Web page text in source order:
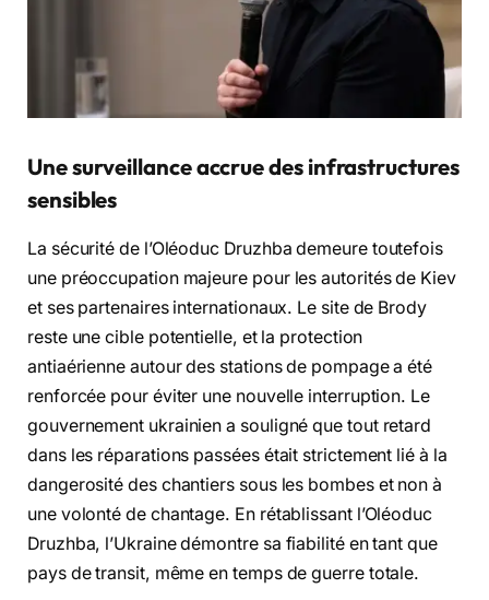
Une surveillance accrue des infrastructures
sensibles
La sécurité de l’Oléoduc Druzhba demeure toutefois
une préoccupation majeure pour les autorités de Kiev
et ses partenaires internationaux. Le site de Brody
reste une cible potentielle, et la protection
antiaérienne autour des stations de pompage a été
renforcée pour éviter une nouvelle interruption. Le
gouvernement ukrainien a souligné que tout retard
dans les réparations passées était strictement lié à la
dangerosité des chantiers sous les bombes et non à
une volonté de chantage. En rétablissant l’Oléoduc
Druzhba, l’Ukraine démontre sa fiabilité en tant que
pays de transit, même en temps de guerre totale.